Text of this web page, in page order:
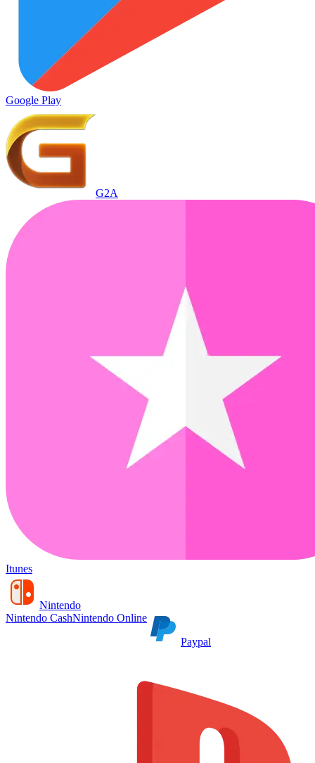
Google Play
G2A
Itunes
Nintendo
Nintendo CashNintendo Online
Paypal